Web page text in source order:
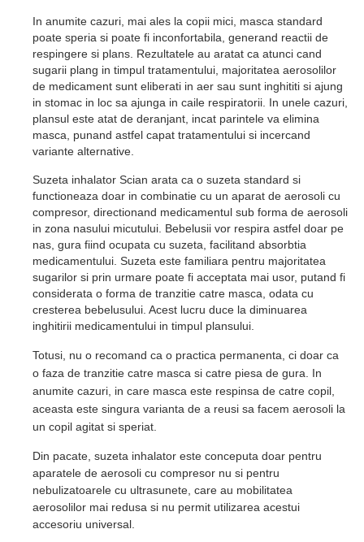
In anumite cazuri, mai ales la copii mici, masca standard
poate speria si poate fi inconfortabila, generand reactii de
respingere si plans. Rezultatele au aratat ca atunci cand
sugarii plang in timpul tratamentului, majoritatea aerosolilor
de medicament sunt eliberati in aer sau sunt inghititi si ajung
in stomac in loc sa ajunga in caile respiratorii. In unele cazuri,
plansul este atat de deranjant, incat parintele va elimina
masca, punand astfel capat tratamentului si incercand
variante alternative.
Suzeta inhalator Scian arata ca o suzeta standard si
functioneaza doar in combinatie cu un aparat de aerosoli cu
compresor, directionand medicamentul sub forma de aerosoli
in zona nasului micutului. Bebelusii vor respira astfel doar pe
nas, gura fiind ocupata cu suzeta, facilitand absorbtia
medicamentului. Suzeta este familiara pentru majoritatea
sugarilor si prin urmare poate fi acceptata mai usor, putand fi
considerata o forma de tranzitie catre masca, odata cu
cresterea bebelusului. Acest lucru duce la diminuarea
inghitirii medicamentului in timpul plansului.
Totusi, nu o recomand ca o practica permanenta, ci doar ca
o faza de tranzitie catre masca si catre piesa de gura. In
anumite cazuri, in care masca este respinsa de catre copil,
aceasta este singura varianta de a reusi sa facem aerosoli la
un copil agitat si speriat.
Din pacate, suzeta inhalator este conceputa doar pentru
aparatele de aerosoli cu compresor nu si pentru
nebulizatoarele cu ultrasunete, care au mobilitatea
aerosolilor mai redusa si nu permit utilizarea acestui
accesoriu universal.